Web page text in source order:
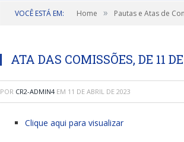
VOCÊ ESTÁ EM: Home » Pautas e Atas de
ATA DAS COMISSÕES, DE 11
POR CR2-ADMIN4 EM 11 DE ABRIL DE 2023
Clique aqui para visualizar